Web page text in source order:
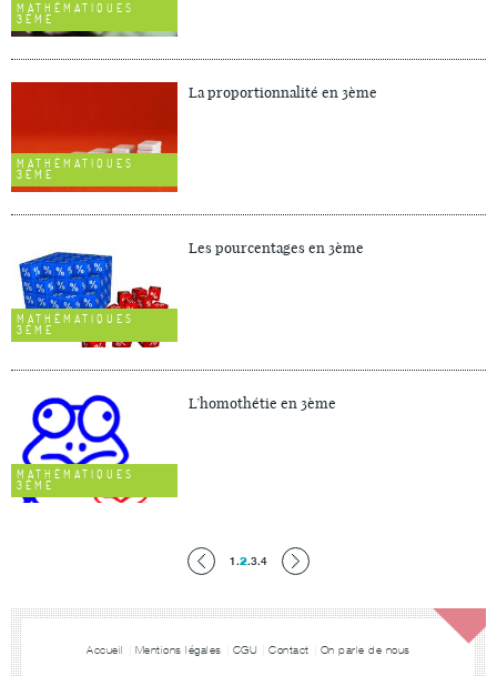
MATHÉMATIQUES
3ÈME
MATHÉMATIQUES
3ÈME
La proportionnalité en 3ème
MATHÉMATIQUES
3ÈME
Les pourcentages en 3ème
MATHÉMATIQUES
3ÈME
L’homothétie en 3ème
1.2.3.4
Accueil Mentions légales CGU Contact On parle de nous